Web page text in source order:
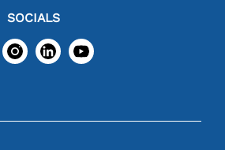
SOCIALS